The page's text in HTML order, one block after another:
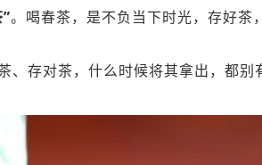
。喝春茶，是不负当下时光，存好茶
、存对茶，什么时候将其拿出，都别